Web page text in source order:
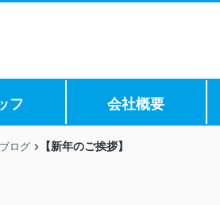
フ 会社概要
ブログ 【新年のご挨拶】